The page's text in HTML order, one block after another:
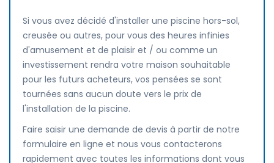
Si vous avez décidé d'installer une piscine hors-sol,
creusée ou autres, pour vous des heures infinies
d'amusement et de plaisir et / ou comme un
investissement rendra votre maison souhaitable
pour les futurs acheteurs, vos pensées se sont
tournées sans aucun doute vers le prix de
l'installation de la piscine.
Faire saisir une demande de devis à partir de notre
formulaire en ligne et nous vous contacterons
rapidement avec toutes les informations dont vous